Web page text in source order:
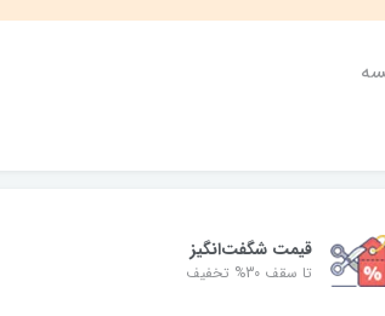
قیمت شگفت‌انگیز
تا سقف 30% تخفیف